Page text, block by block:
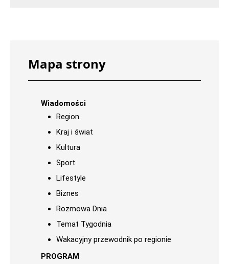
Mapa strony
Wiadomości
Region
Kraj i świat
Kultura
Sport
Lifestyle
Biznes
Rozmowa Dnia
Temat Tygodnia
Wakacyjny przewodnik po regionie
PROGRAM